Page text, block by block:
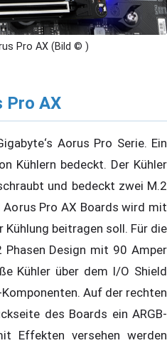
Pro AX (Bild © )
Pro AX
Aorus Pro Serie. Ein
Kühlern bedeckt. Der Kühler
und bedeckt zwei M.2
Pro AX Boards wird mit
Kühlung beitragen soll. Für die
Design mit 90 Amper
Kühler über dem I/O Shield
Auf der rechten
des Boards ein ARGB-
Effekten versehen werden